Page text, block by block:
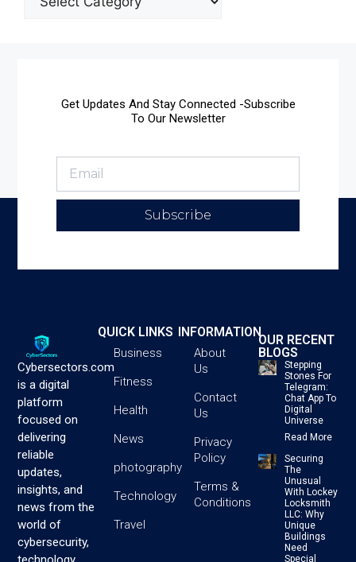
Get Updates And Stay Connected -Subscribe
To Our Newsletter
Subscribe
Cybersectors.com
is a digital
platform
focused on
delivering
reliable
updates,
insights, and
news from the
world of
cybersecurity,
QUICK LINKS
Business
Fitness
Health
News
photography
Technology
Travel
INFORMATION
About
Us
Contact
Us
Privacy
Policy
Terms &
Conditions
OUR RECENT
BLOGS
Stepping
Stones For
Telegram:
Chat App To
Digital
Universe
Read More
Securing
The
Unusual
With Lockey
Locksmith
LLC: Why
Unique
Buildings
Need
Special